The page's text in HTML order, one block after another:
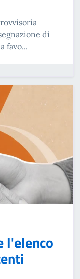
di
favo...
l'elenco